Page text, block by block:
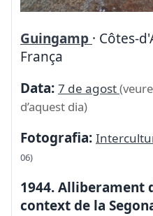
Guingamp · Côtes-
França
Data: 7 de agost
d’aquest dia)
Fotografia:
06)
1944. Alliberament
context de la